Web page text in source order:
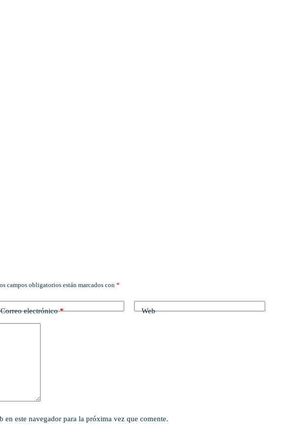
campos obligatorios están marcados con*
Correo electrónico* Web
este navegador para la próxima vez que comente.